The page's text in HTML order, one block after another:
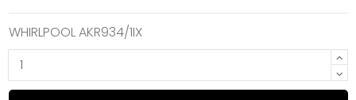
WHIRLPOOL AKR934/1IX